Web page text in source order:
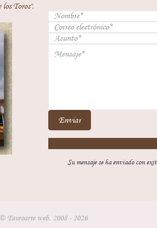
Toros".
Enviar
Su mensaje se ha enviado con
© Tauroarte web, 2008 - 2026